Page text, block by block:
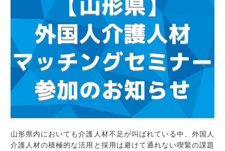
山形県内においても介護人材不足が叫ばれている中、外国人
介護人材の積極的な活用と採用は避けて通れない喫緊の課題